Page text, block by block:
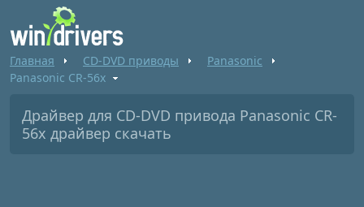
Главная CD-DVD приводы
Panasonic
Panasonic CR-56x
Драйвер для CD-DVD привода Panasonic CR-
56x драйвер скачать